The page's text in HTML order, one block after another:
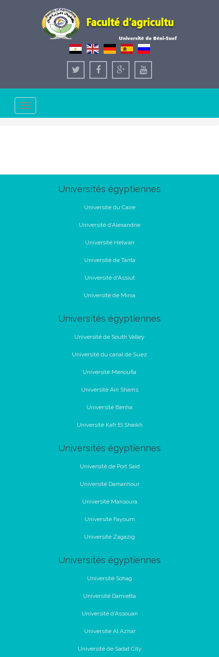
Toggle
navigation
Universités égyptiennes
Université du Caire
Université d'Alexandrie
Université Helwan
Université de Tanta
Université d'Assiut
Université de Minia
Universités égyptiennes
Université de South Valley
Université du canal de Suez
Université Menoufia
Université Ain Shams
Université Benha
Université Kafr El Sheikh
Universités égyptiennes
Université de Port Said
Université Damanhour
Université Mansoura
Université Fayoum
Université Zagazig
Universités égyptiennes
Université Sohag
Université Damietta
Université d'Assouan
Université Al Azhar
Université de Sadat City